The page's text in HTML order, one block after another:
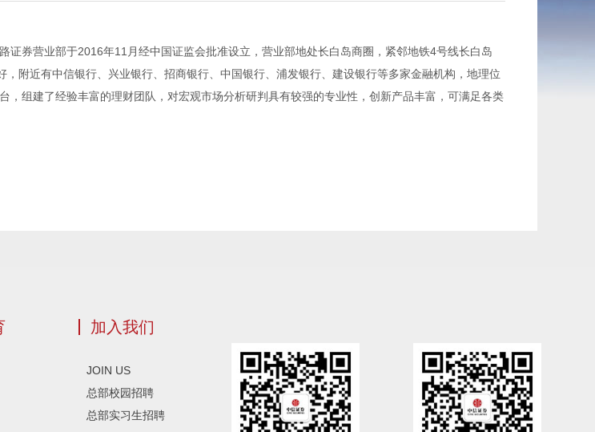
券营业部于2016年11月经中国证监会批准设立，营业部地处长白岛商圈，紧邻地铁4号线长白岛
附近有中信银行、兴业银行、招商银行、中国银行、浦发银行、建设银行等多家金融机构，地理位
，组建了经验丰富的理财团队，对宏观市场分析研判具有较强的专业性，创新产品丰富，可满足各类
加入我们
JOIN US
总部校园招聘
总部实习生招聘